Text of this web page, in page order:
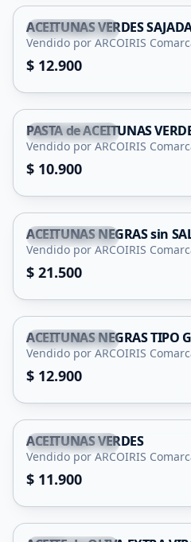
San Francisco
ACEITUNAS VERDES
Vendido por ARCOIRIS
$ 12.900
San Francisco
PASTA de ACEITUNAS
Vendido por ARCOIRIS
$ 10.900
San Francisco
ACEITUNAS NEGRAS sin
Vendido por ARCOIRIS
$ 21.500
San Francisco
ACEITUNAS NEGRAS TIPO
Vendido por ARCOIRIS
$ 12.900
San Francisco
ACEITUNAS VERDES
Vendido por ARCOIRIS
$ 11.900